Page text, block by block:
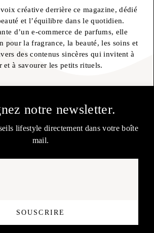
créative derrière ce magazine, dédié
et l’équilibre dans le quotidien.
d’un e-commerce de parfums, elle
pour la fragrance, la beauté, les soins et
des contenus sincères qui invitent à
et à savourer les petits rituels.
notre newsletter.
lifestyle directement dans votre boîte
mail.
SOUSCRIRE